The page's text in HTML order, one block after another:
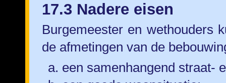
17.3 Nadere eisen
Burgemeester en wethouders
de afmetingen van de
een samenhangend straat-